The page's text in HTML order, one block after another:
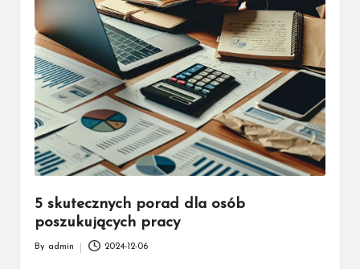
5 skutecznych porad dla osób
poszukujących pracy
By admin 2024-12-06